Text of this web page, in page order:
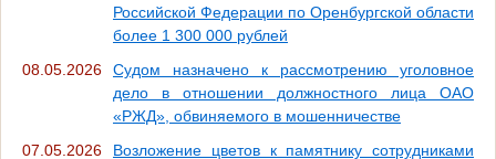
Российской Федерации по Оренбургской области
более 1 300 000 рублей
08.05.2026
Судом назначено к рассмотрению уголовное
дело в отношении должностного лица ОАО
«РЖД», обвиняемого в мошенничестве
07.05.2026
Возложение цветов к памятнику сотрудниками